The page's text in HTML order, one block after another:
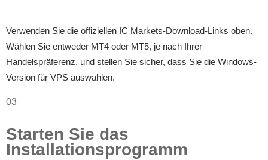
Verwenden Sie die offiziellen IC Markets-Download-Links oben.
Wählen Sie entweder MT4 oder MT5, je nach Ihrer
Handelspräferenz, und stellen Sie sicher, dass Sie die Windows-
Version für VPS auswählen.
03
Starten Sie das
Installationsprogramm